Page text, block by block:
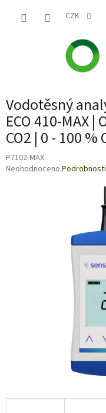
CZK
Vodotěsný
ECO 410-MAX
CO2 | 0 - 100
P7102-MAX
Průměrné
Neohodnoceno